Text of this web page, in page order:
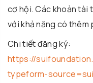
cơ hội. Các khoản tài
với khả năng có thêm
Chi tiết đăng ký:
https://
typeform-